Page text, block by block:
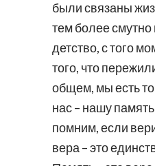
были связаны
тем более смутно
детство, с того
того, что
общем, мы есть
нас – нашу
помним, если
вера – это